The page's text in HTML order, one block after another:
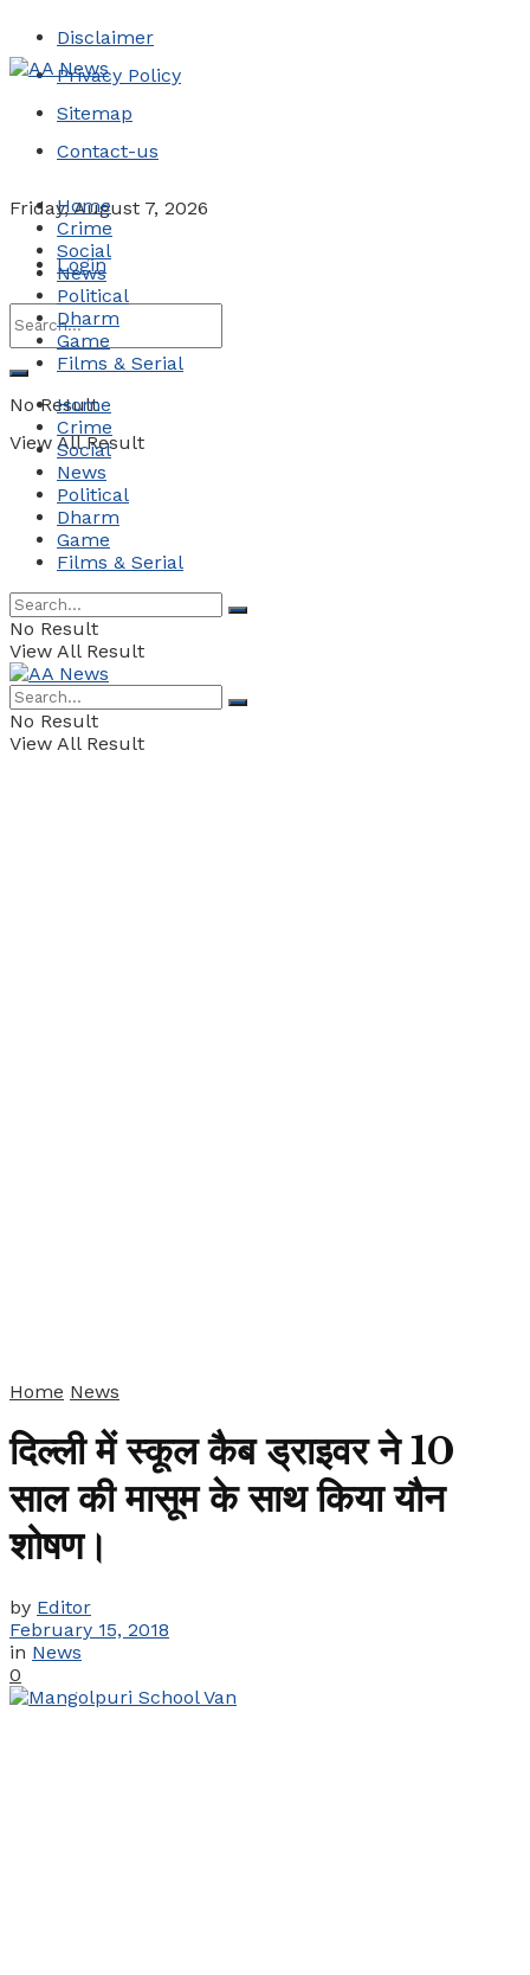
Disclaimer
Privacy Policy
Sitemap
Contact-us
Friday, August 7, 2026
Login
No Result
View All Result
Home
Crime
Social
News
Political
Dharm
Game
Films & Serial
Home
Crime
Social
News
Political
Dharm
Game
Films & Serial
No Result
View All Result
No Result
View All Result
Home News
दिल्ली में स्कूल कैब ड्राइवर ने 10
साल की मासूम के साथ किया यौन
शोषण।
by Editor
February 15, 2018
in News
0